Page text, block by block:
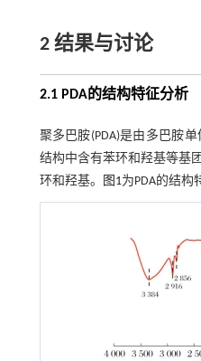
2 结果与讨论
2.1 PDA的结构特征分析
聚多巴胺(PDA)是由多巴胺
结构中含有苯环和羟基等基
环和羟基。
图1为PDA的结构